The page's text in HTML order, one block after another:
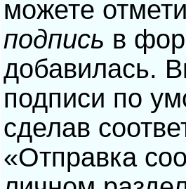
можете
подпись в
добавилась.
подписи по
сделав
«Отправка